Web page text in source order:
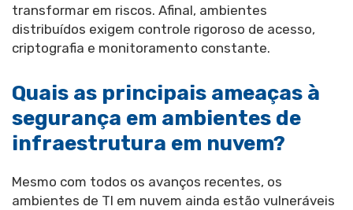
transformar em riscos. Afinal, ambientes
distribuídos exigem controle rigoroso de acesso,
criptografia e monitoramento constante.
Quais as principais ameaças à
segurança em ambientes de
infraestrutura em nuvem?
Mesmo com todos os avanços recentes, os
ambientes de TI em nuvem ainda estão vulneráveis